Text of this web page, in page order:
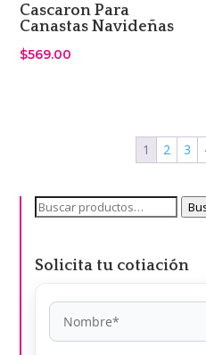
Cascaron Para
Canastas Navideñas
$569.00
1 2 3
Buscar
Solicita tu cotiación